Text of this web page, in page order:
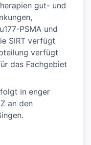
gut- und
PSMA und
SIRT verfügt
verfügt
das Fachgebiet
in enger
an den